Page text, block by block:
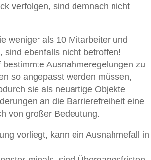
verfolgen, sind demnach nicht
weniger als 10 Mitarbeiter und
sind ebenfalls nicht betroffen!
Ausnahmeregelungen zu
so angepasst werden müssen,
sie als neuartige Objekte
an die Barrierefreiheit eine
von großer Bedeutung.
vorliegt, kann ein Ausnahmefall in